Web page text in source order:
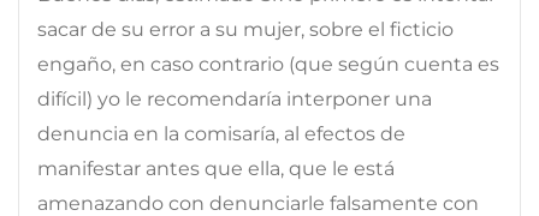
sacar de su error a su mujer, sobre el ficticio
engaño, en caso contrario (que según cuenta es
difícil) yo le recomendaría interponer una
denuncia en la comisaría, al efectos de
manifestar antes que ella, que le está
amenazando con denunciarle falsamente con